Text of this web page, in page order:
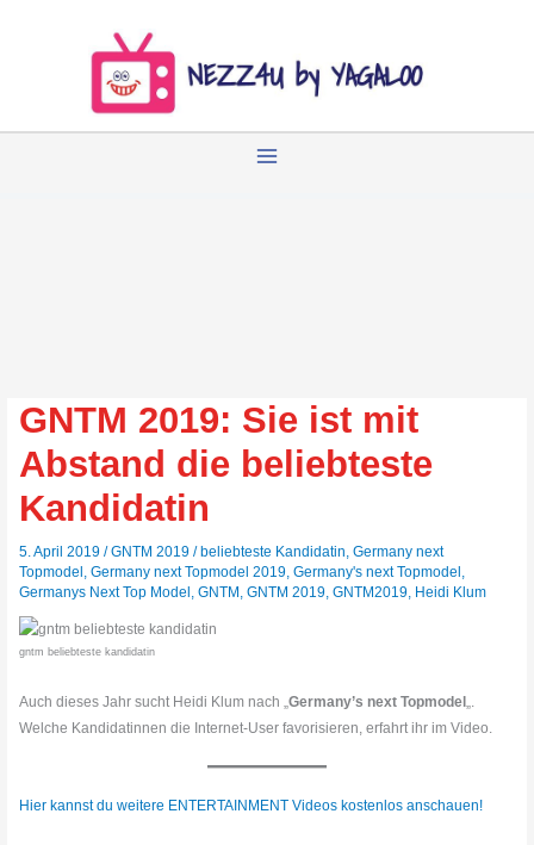
GNTM 2019: Sie ist mit
Abstand die beliebteste
Kandidatin
5. April 2019/GNTM 2019 /beliebteste Kandidatin ,Germany next
Topmodel ,Germany next Topmodel 2019 ,Germany's next Topmodel
Germanys Next Top Model ,GNTM ,GNTM 2019 ,GNTM2019 Heidi Klum
gntm beliebteste kandidatin
Auch dieses Jahr sucht Heidi Klum nach „Germany’s next Topmodel„.
Welche Kandidatinnen die Internet-User favorisieren, erfahrt ihr im Video.
Hier kannst du weitere ENTERTAINMENT Videos kostenlos anschauen!